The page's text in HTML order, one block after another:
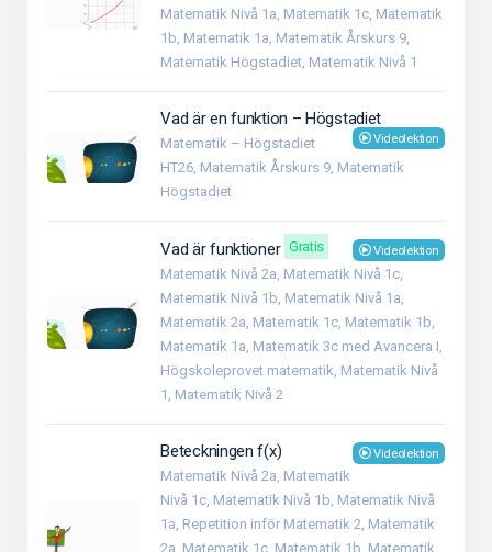
Matematik Nivå 1a, Matematik 1c, Matematik
1b, Matematik 1a, Matematik Årskurs 9,
Matematik Högstadiet, Matematik Nivå 1
Vad är en funktion – Högstadiet
Videolektion
Matematik – Högstadiet
HT26, Matematik Årskurs 9, Matematik
Högstadiet
Vad är funktioner Gratis Videolektion
Matematik Nivå 2a, Matematik Nivå 1c,
Matematik Nivå 1b, Matematik Nivå 1a,
Matematik 2a, Matematik 1c, Matematik 1b,
Matematik 1a, Matematik 3c med Avancera I,
Högskoleprovet matematik, Matematik Nivå
1, Matematik Nivå 2
Beteckningen f(x) Videolektion
Matematik Nivå 2a, Matematik
Nivå 1c, Matematik Nivå 1b, Matematik Nivå
1a, Repetition inför Matematik 2, Matematik
2a, Matematik 1c, Matematik 1b, Matematik